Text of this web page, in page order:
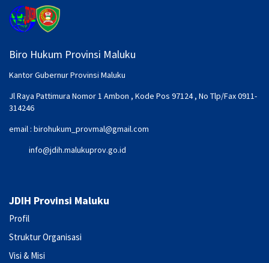
Biro Hukum Provinsi Maluku
Kantor Gubernur Provinsi Maluku
Jl Raya Pattimura Nomor 1 Ambon , Kode Pos 97124 , No Tlp/Fax 0911-
314246
email : birohukum_provmal@gmail.com
info@jdih.malukuprov.go.id
JDIH Provinsi Maluku
Profil
Struktur Organisasi
Visi & Misi